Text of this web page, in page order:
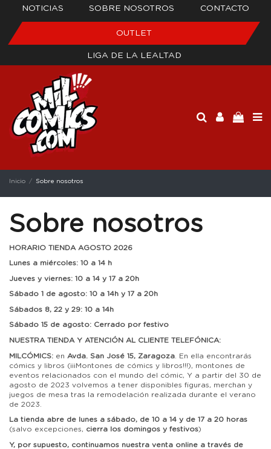
NOTICIAS SOBRE NOSOTROS CONTACTO
OUTLET
LIGA DE LA LEALTAD
Inicio Sobre nosotros
Sobre nosotros
HORARIO TIENDA AGOSTO 2026
Lunes a miércoles: 10 a 14 h
Jueves y viernes: 10 a 14 y 17 a 20h
Sábado 1 de agosto: 10 a 14h y 17 a 20h
Sábados 8, 22 y 29: 10 a 14h
Sábado 15 de agosto: Cerrado por festivo
NUESTRA TIENDA Y ATENCIÓN AL CLIENTE TELEFÓNICA:
MILCÓMICS: en Avda. San José 15, Zaragoza . En ella encontrarás
cómics y libros (¡¡¡Montones de cómics y libros!!!), montones de
eventos relacionados con el mundo del cómic, Y a partir del 30 de
agosto de 2023 volvemos a tener disponibles figuras, merchan y
juegos de mesa tras la remodelación realizada durante el verano
de 2023.
La tienda abre de lunes a sábado, de 10 a 14 y de 17 a 20 horas
(salvo excepciones, cierra los domingos y festivos)
Y, por supuesto, continuamos nuestra venta online a través de